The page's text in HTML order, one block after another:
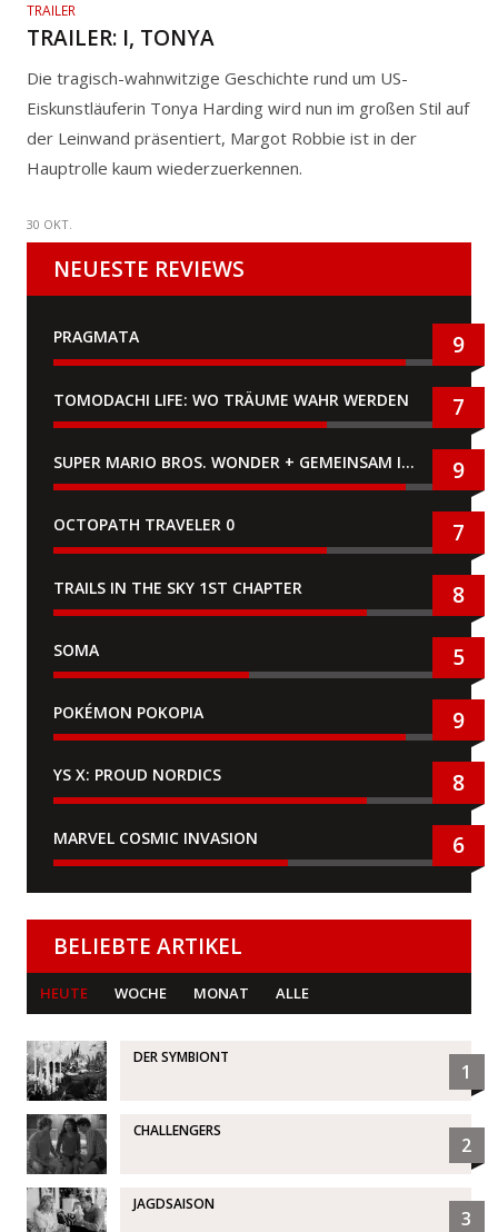
TRAILER
TRAILER: I, TONYA
Die tragisch-wahnwitzige Geschichte rund um US-
Eiskunstläuferin Tonya Harding wird nun im großen Stil auf
der Leinwand präsentiert, Margot Robbie ist in der
Hauptrolle kaum wiederzuerkennen.
30 OKT.
NEUESTE REVIEWS
PRAGMATA 9
TOMODACHI LIFE: WO TRÄUME WAHR WERDEN 7
SUPER MARIO BROS. WONDER + GEMEINSAM IM BELLABEL-PARK 9
OCTOPATH TRAVELER 0 7
TRAILS IN THE SKY 1ST CHAPTER 8
SOMA 5
POKÉMON POKOPIA 9
YS X: PROUD NORDICS 8
MARVEL COSMIC INVASION 6
BELIEBTE ARTIKEL
HEUTE WOCHE MONAT ALLE
DER SYMBIONT
1
CHALLENGERS
2
JAGDSAISON
3